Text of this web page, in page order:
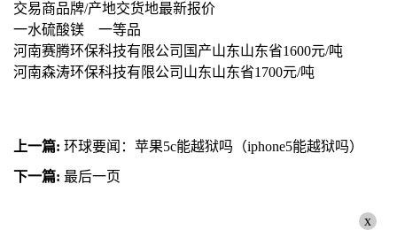
交易商品牌/产地交货地最新报价
一水硫酸镁 一等品
河南赛腾环保科技有限公司国产山东山东省1600元/吨
河南森涛环保科技有限公司山东山东省1700元/吨
上一篇: 环球要闻：苹果5c能越狱吗（iphone5能越狱吗）
下一篇: 最后一页
x